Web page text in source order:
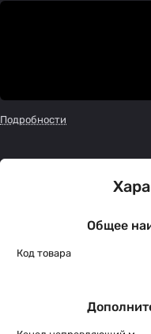
Подробности
Общее
Код товара